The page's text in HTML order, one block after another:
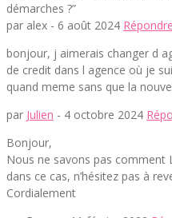
démarches ?”
par alex - 6 août 2024 Répondre
bonjour, j aimerais changer d
de credit dans l agence où je
quand meme sans que la
par Julien - 4 octobre 2024
Bonjour,
Nous ne savons pas comment
dans ce cas, n’hésitez pas à
Cordialement